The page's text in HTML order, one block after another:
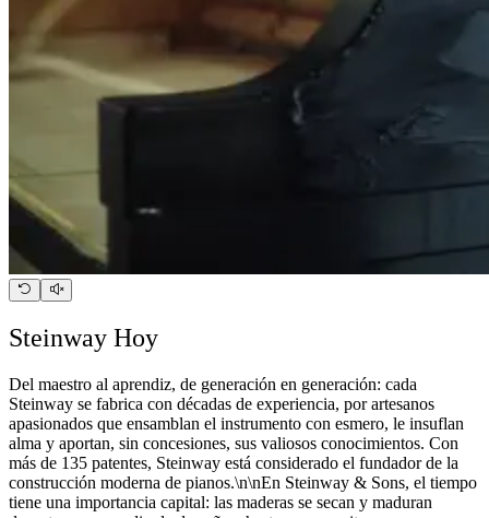
Steinway Hoy
Del maestro al aprendiz, de generación en generación: cada
Steinway se fabrica con décadas de experiencia, por artesanos
apasionados que ensamblan el instrumento con esmero, le insuflan
alma y aportan, sin concesiones, sus valiosos conocimientos. Con
más de 135 patentes, Steinway está considerado el fundador de la
construcción moderna de pianos.\n\nEn Steinway ⁠&⁠ Sons, el tiempo
tiene una importancia capital: las maderas se secan y maduran